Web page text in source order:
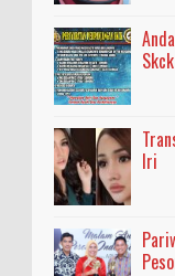
Skck
Iri